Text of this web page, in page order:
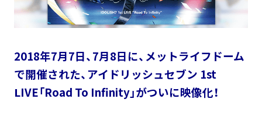
2018年7月7日、7月8日に、メットライフドーム
で開催された、アイドリッシュセブン 1st
LIVE「Road To Infinity」がついに映像化！